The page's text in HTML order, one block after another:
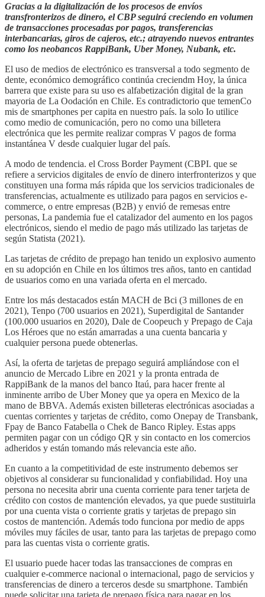
Gracias a la digitalización de los procesos de envíos
transfronterizos de dinero, el CBP seguirá creciendo en volumen
de transacciones procesadas por pagos, transferencias
interbancarias, giros de cajeros, etc.; atrayendo nuevos entrantes
como los neobancos RappiBank, Uber Money, Nubank, etc.
El uso de medios de electrónico es transversal a todo segmento de
dente, económico demográfico continúa creciendm Hoy, la única
barrera que existe para su uso es alfabetización digital de la gran
mayoria de La Oodación en Chile. Es contradictorio que temenCo
mis de smartphones per capita en nuestro país. la solo Io utilice
como medio de comunicación, pero no como una billetera
electrónica que les permite realizar compras V pagos de forma
instantánea V desde cualquier lugar del país.
A modo de tendencia. el Cross Border Payment (CBPI. que se
refiere a servicios digitales de envío de dinero interfronterizos y que
constituyen una forma más rápida que los servicios tradicionales de
transferencias, actualmente es utilizado para pagos en servicios e-
commerce, o entre empresas (B2B) y envió de remesas entre
personas, La pandemia fue el catalizador del aumento en los pagos
electrónicos, siendo el medio de pago más utilizado las tarjetas de
según Statista (2021).
Las tarjetas de crédito de prepago han tenido un explosivo aumento
en su adopción en Chile en los últimos tres años, tanto en cantidad
de usuarios como en una variada oferta en el mercado.
Entre los más destacados están MACH de Bci (3 millones de en
2021), Tenpo (700 usuarios en 2021), Superdigital de Santander
(100.000 usuarios en 2020), Dale de Coopeuch y Prepago de Caja
Los Héroes que no están amarradas a una cuenta bancaria y
cualquier persona puede obtenerlas.
Así, la oferta de tarjetas de prepago seguirá ampliándose con el
anuncio de Mercado Libre en 2021 y la pronta entrada de
RappiBank de la manos del banco Itaú, para hacer frente al
inminente arribo de Uber Money que ya opera en Mexico de la
mano de BBVA. Además existen billeteras electrónicas asociadas a
cuentas corrientes y tarjetas de crédito, como Onepay de Transbank,
Fpay de Banco Fatabella o Chek de Banco Ripley. Estas apps
permiten pagar con un código QR y sin contacto en los comercios
adheridos y están tomando más relevancia este año.
En cuanto a la competitividad de este instrumento debemos ser
objetivos al considerar su funcionalidad y confiabilidad. Hoy una
persona no necesita abrir una cuenta corriente para tener tarjeta de
crédito con costos de mantención elevados, ya que puede sustituirla
por una cuenta vista o corriente gratis y tarjetas de prepago sin
costos de mantención. Además todo funciona por medio de apps
móviles muy fáciles de usar, tanto para las tarjetas de prepago como
para las cuentas vista o corriente gratis.
El usuario puede hacer todas las transacciones de compras en
cualquier e-commerce nacional o internacional, pago de servicios y
transferencias de dinero a terceros desde su smartphone. También
puede solicitar una tarjeta de prepago física para pagar en los